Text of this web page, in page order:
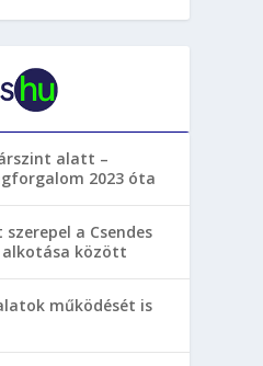
alatt –
2023 óta
a Csendes
között
működését is